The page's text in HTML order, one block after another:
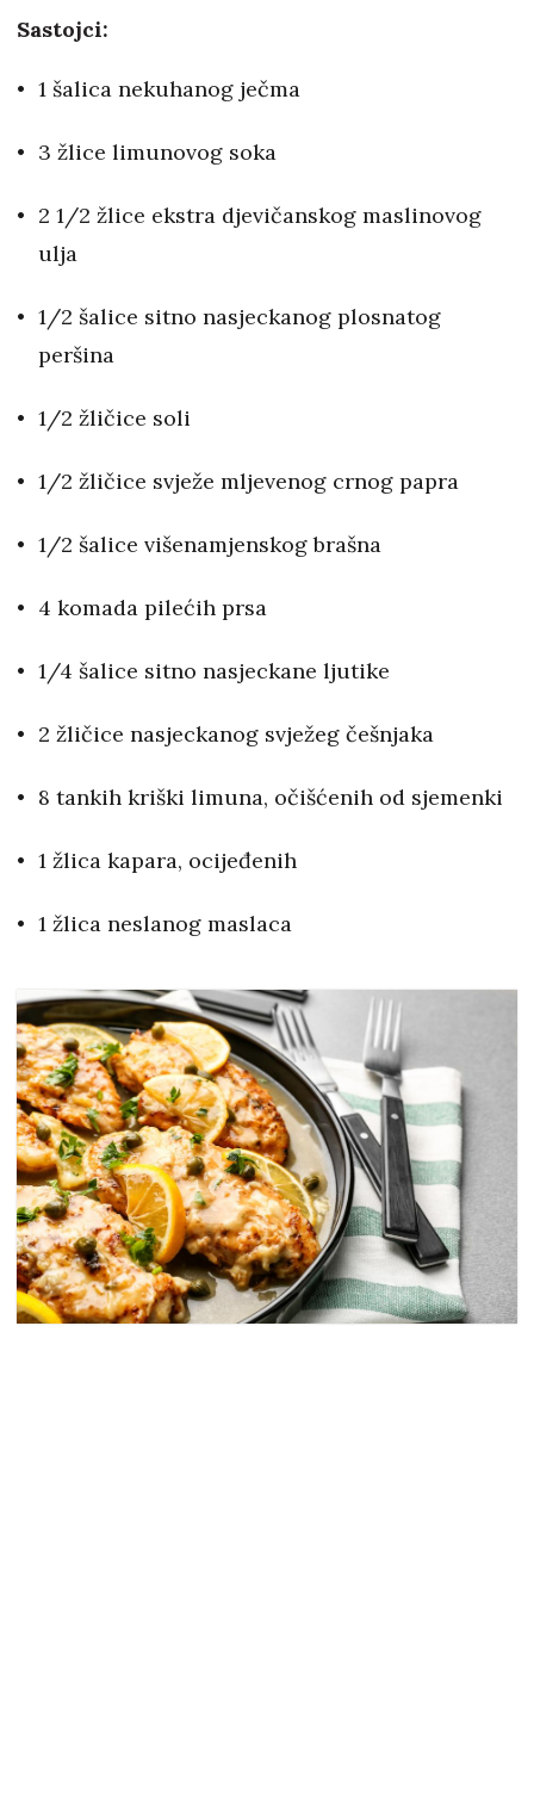
Sastojci:
1 šalica nekuhanog ječma
3 žlice limunovog soka
2 1/2 žlice ekstra djevičanskog maslinovog
ulja
1/2 šalice sitno nasjeckanog plosnatog
peršina
1/2 žličice soli
1/2 žličice svježe mljevenog crnog papra
1/2 šalice višenamjenskog brašna
4 komada pilećih prsa
1/4 šalice sitno nasjeckane ljutike
2 žličice nasjeckanog svježeg češnjaka
8 tankih kriški limuna, očišćenih od sjemenki
1 žlica kapara, ocijeđenih
1 žlica neslanog maslaca